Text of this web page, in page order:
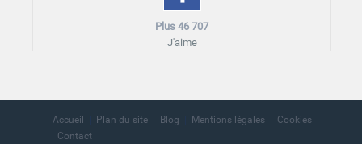
Plus 46 707
J'aime
Accueil Plan du site Blog Mentions légales
Cookies
Contact